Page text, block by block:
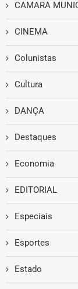
CAMARA
CINEMA
Colunistas
Cultura
DANÇA
Destaques
Economia
EDITORIAL
Especiais
Esportes
Estado